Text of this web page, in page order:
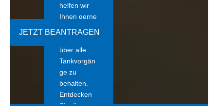
helfen wir
Ihnen gerne
dabei, den
über alle
Tankvorgän
ge zu
behalten.
Entdecken
JETZT BEANTRAGEN